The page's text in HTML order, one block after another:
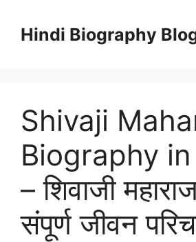
contentHindi Biography
Shivaji
Biography
– शिवाजी
संपूर्ण जीवन